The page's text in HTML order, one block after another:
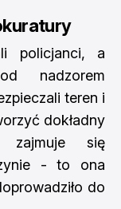
policjanci, a
nadzorem
teren i
dokładny
zajmuje się
- to ona
do